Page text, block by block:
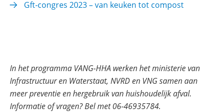
Gft-congres 2023 – van keuken tot compost
In het programma VANG-HHA werken het ministerie van
Infrastructuur en Waterstaat, NVRD en VNG samen aan
meer preventie en hergebruik van huishoudelijk afval.
Informatie of vragen? Bel met 06-46935784.